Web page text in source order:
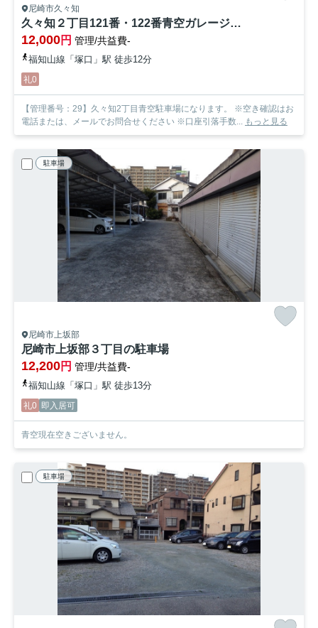
尼崎市久々知
久々知２丁目121番・122番青空ガレージ【管理番号29】
12,000円 管理/共益費-
福知山線「塚口」駅 徒歩12分
礼0
【管理番号：29】久々知2丁目青空駐車場になります。 ※空き確認はお
電話または、メールでお問合せください ※口座引落手数... もっと見る
駐車場
尼崎市上坂部
尼崎市上坂部３丁目の駐車場
12,200円 管理/共益費-
福知山線「塚口」駅 徒歩13分
礼0 即入居可
青空現在空きございません。
駐車場